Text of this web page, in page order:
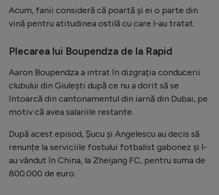
Acum, fanii consideră că poartă și ei o parte din
vină pentru atitudinea ostilă cu care l-au tratat.
Plecarea lui Boupendza de la Rapid
Aaron Boupendza a intrat în dizgrația conducerii
clubului din Giulești după ce nu a dorit să se
întoarcă din cantonamentul din iarnă din Dubai, pe
motiv că avea salariile restante.
După acest episod, Șucu și Angelescu au decis să
renunțe la serviciile fostului fotbalist gabonez și l-
au vândut în China, la Zheijang FC, pentru suma de
800.000 de euro.